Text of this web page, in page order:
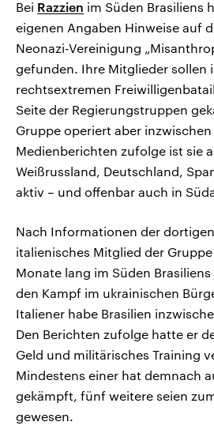
Bei Razzien im Süden Brasiliens
eigenen Angaben Hinweise auf
Neonazi-Vereinigung
gefunden. Ihre Mitglieder sollen
rechtsextremen
Seite der Regierungstruppen
Gruppe operiert aber
Medienberichten zufolge ist sie
Weißrussland, Deutschland,
aktiv – und offenbar auch in
Nach Informationen der
italienisches Mitglied der
Monate lang im Süden
den Kampf im ukrainischen
Italiener habe Brasilien
Den Berichten zufolge hatte er
Geld und militärisches Training
Mindestens einer hat demnach
gekämpft, fünf weitere seien
gewesen.